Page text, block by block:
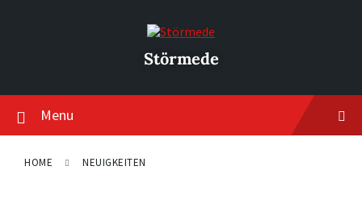
Störmede
Menu
HOME NEUIGKEITEN